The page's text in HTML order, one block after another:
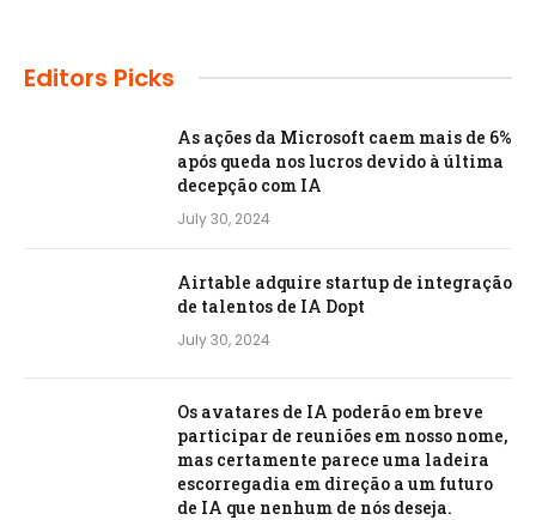
Editors Picks
As ações da Microsoft caem mais de 6%
após queda nos lucros devido à última
decepção com IA
July 30, 2024
Airtable adquire startup de integração
de talentos de IA Dopt
July 30, 2024
Os avatares de IA poderão em breve
participar de reuniões em nosso nome,
mas certamente parece uma ladeira
escorregadia em direção a um futuro
de IA que nenhum de nós deseja.